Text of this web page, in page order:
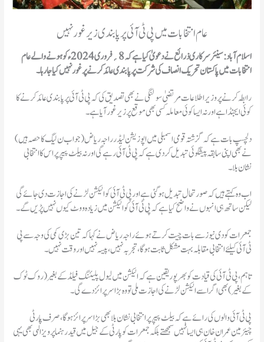
عام انتخابات میں پی ٹی آئی پر پابندی زیر غور نہیں
اسلام آباد: سینئر سرکاری ذرائع نے دعویٰ کیا ہے کہ 8؍ فروری 2024ء کو ہونے والے عام
انتخابات میں پاکستان تحریک انصاف کی شرکت پر پابندی عائد کرنے پر غور نہیں کیا جا رہا۔
رابطہ کرنے پر وزیر اطلاعات مرتضیٰ سولنگی نے بھی تصدیق کی کہ پی ٹی آئی پر پابندی عائد کرنے کا
کوئی ایجنڈا ہے اور نہ ایسا کوئی معاملہ کسی بھی موقع پر زیر غور آیا ہے۔
دلچسپ بات ہے کہ گزشتہ قومی اسمبلی میں اپوزیشن لیڈر راجہ ریاض (جو اب ن لیگ کا حصہ ہیں)
نے بھی اپنی سابقہ پیشگوئی تبدیل کردی ہے کہ پی ٹی آئی رہے گی اور نہ بیلٹ پیپر پر اس کا انتخابی
نشان بلا۔
اب وہ کہتے ہیں کہ صورتحال تبدیل ہوگئی ہے اور پی ٹی آئی کو الیکشن لڑنے کی اجازت دی جائے گی
لیکن ساتھ ہی انہوں نے واضح کیا ہے کہ پی ٹی آئی کو الیکشن میں زیادہ ووٹ کیوں نہیں پڑیں گے۔
جمعرات کو دی نیوز سے بات چیت کرتے ہوئے راجہ ریاض نے کہا کہ تین بڑی کمی کی وجہ سے پی
ٹی آئی کیلئے انتخابی مقابلہ بہت مشکل ثابت ہوگا، تجربہ نہیں، پیسہ نہیں اور وقت نہیں۔
تاہم، پی ٹی آئی کی قیادت کو بھرپور یقین ہے کہ الیکشن میں لیول پلیئنگ فیلڈ کے بغیر (روک ٹوک
کے بغیر) بھی اگر اسے الیکشن لڑنے کی اجازت ملی تو وہ بڑا سرپرائز دے گی۔
پی ٹی آئی والوں کی رائے ہے کہ بیلٹ پیپر پر انتخابی نشان بلا بھی بڑا سرپرائز ہوگا، صرف پارٹی
چیئرمین عمران خان ہی ایسا نہیں سمجھتے بلکہ جمعرات کو پارٹی کے جیل میں قید رہنما پرویز الٰہی بھی یہی